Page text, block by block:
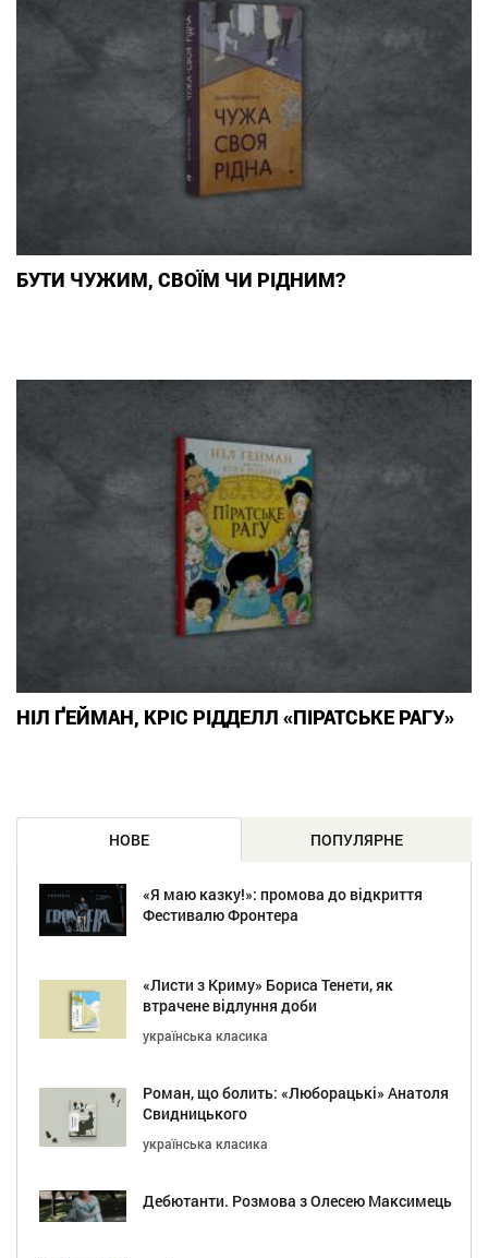
БУТИ ЧУЖИМ, СВОЇМ ЧИ РІДНИМ?
НІЛ ҐЕЙМАН, КРІС РІДДЕЛЛ «ПІРАТСЬКЕ РАГУ»
НОВЕ ПОПУЛЯРНЕ
«Я маю казку!»: промова до відкриття
Фестивалю Фронтера
«Листи з Криму» Бориса Тенети, як
втрачене відлуння доби
українська класика
Роман, що болить: «Люборацькі» Анатоля
Свидницького
українська класика
Дебютанти. Розмова з Олесею Максимець